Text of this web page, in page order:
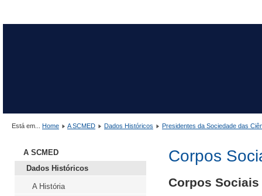
Está em... Home A SCMED Dados Históricos Presidentes da Sociedade das
A SCMED
Dados Históricos
A História
Corpos
Corpos Sociais